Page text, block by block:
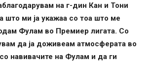
на г-дин Кан и Тони
што ми ја укажаа со тоа што ме
Фулам во Премиер лигата. Со
да ја доживеам атмосферата во
навивачите на Фулам и да ги